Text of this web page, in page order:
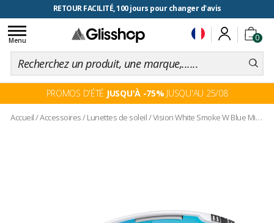
RETOUR FACILITÉ, 100 jours pour changer d'avis
0
Toggle
navigation
Menu
PROMOS D'ÉTÉ JUSQU'À -75% JUSQU'AU 25/08
Accueil/Accessoires/Lunettes de soleil/Vision White Smoke W Blue Mirror